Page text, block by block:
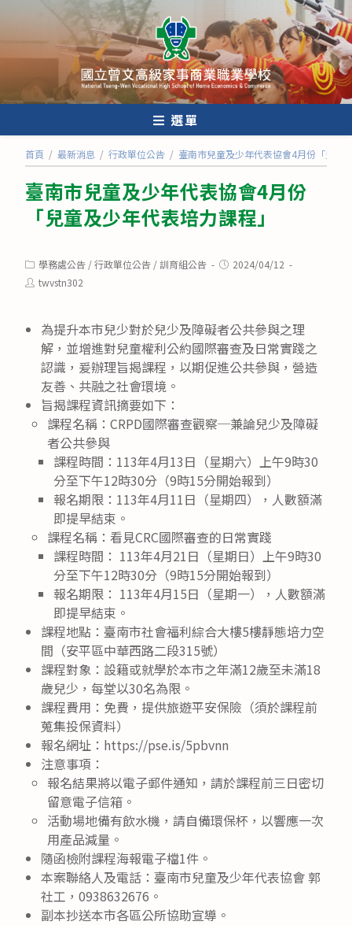
內
選單
首頁 / 最新消息 / 行政單位公告 / 臺南市兒童及少年代表協會4月份「兒童
臺南市兒童及少年代表協會4月份
「兒童及少年代表培力課程」
Post
category:
學務處公告 /行政單位公告 /訓育組公告
Post2024/04/12
Posttwvstn302
為提升本市兒少對於兒少及障礙者公共參與之理
解，並增進對兒童權利公約國際審查及日常實踐之
認識，爰辦理旨揭課程，以期促進公共參與，營造
友善、共融之社會環境。
旨揭課程資訊摘要如下：
課程名稱：CRPD國際審查觀察─兼論兒少及障礙
者公共參與
課程時間：113年4月13日（星期六）上午9時30
分至下午12時30分（9時15分開始報到）
報名期限：113年4月11日（星期四），人數額滿
即提早結束。
課程名稱：看見CRC國際審查的日常實踐
課程時間： 113年4月21日（星期日）上午9時30
分至下午12時30分（9時15分開始報到）
報名期限： 113年4月15日（星期一），人數額滿
即提早結束。
課程地點：臺南市社會福利綜合大樓5樓靜態培力空
間（安平區中華西路二段315號）
課程對象：設籍或就學於本市之年滿12歲至未滿18
歲兒少，每堂以30名為限。
課程費用：免費，提供旅遊平安保險（須於課程前
蒐集投保資料）
報名網址：https://pse.is/5pbvnn
注意事項：
報名結果將以電子郵件通知，請於課程前三日密切
留意電子信箱。
活動場地備有飲水機，請自備環保杯，以響應一次
用產品減量。
隨函檢附課程海報電子檔1件。
本案聯絡人及電話：臺南市兒童及少年代表協會 郭
社工，0938632676。
副本抄送本市各區公所協助宣導。